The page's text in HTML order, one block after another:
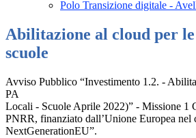
Polo Transizione digitale -
Abilitazione al cloud per
scuole
Avviso Pubblico “Investimento 1.2. -
PA
Locali - Scuole Aprile 2022)” - Missione 1
PNRR, finanziato dall’Unione Europea nel
NextGenerationEU”.